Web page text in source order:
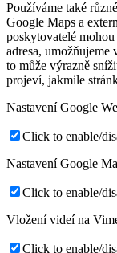
Používáme také
Google Maps a
poskytovatelé
adresa, umožňujeme
to může výrazně
projeví, jakmile
Nastavení Google
Click to enable/
Nastavení Google
Click to enable/
Vložení videí na
Click to enable/